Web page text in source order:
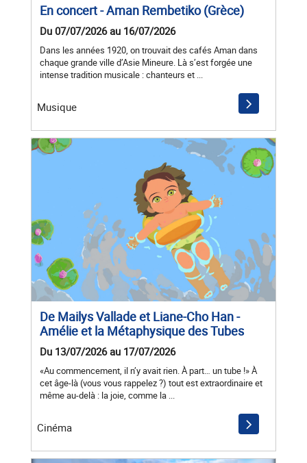
En concert - Aman Rembetiko (Grèce)
Du 07/07/2026 au 16/07/2026
Dans les années 1920, on trouvait des cafés Aman dans
chaque grande ville d’Asie Mineure. Là s’est forgée une
intense tradition musicale : chanteurs et ...
Musique
De Mailys Vallade et Liane-Cho Han -
Amélie et la Métaphysique des Tubes
Du 13/07/2026 au 17/07/2026
«Au commencement, il n’y avait rien. À part… un tube !» À
cet âge-là (vous vous rappelez ?) tout est extraordinaire et
même au-delà : la joie, comme la ...
Cinéma